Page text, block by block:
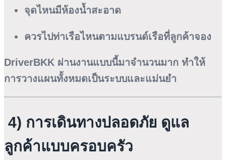
จุดไหนมีห้องน้ำสะอาด
ควรไปท่าเรือไหนตามแบรนด์เรือที่ลูกค้าจอง
DriverBKK ผ่านงานแบบนี้มาจำนวนมาก ทำให้
การวางแผนทั้งหมดเป็นระบบและแม่นยำ
4) การเดินทางปลอดภัย ดูแล
ลูกค้าแบบครอบครัว